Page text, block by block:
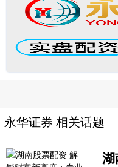
永华证券 相关话题